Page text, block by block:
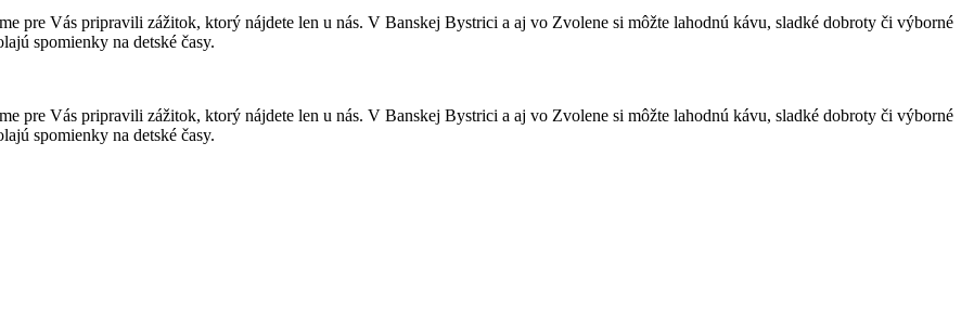
pre Vás pripravili zážitok, ktorý nájdete len u nás. V Banskej Bystrici a aj vo Zvolene si môžte lahodnú kávu, sladké dobroty či výborné
spomienky na detské časy.
pre Vás pripravili zážitok, ktorý nájdete len u nás. V Banskej Bystrici a aj vo Zvolene si môžte lahodnú kávu, sladké dobroty či výborné
spomienky na detské časy.